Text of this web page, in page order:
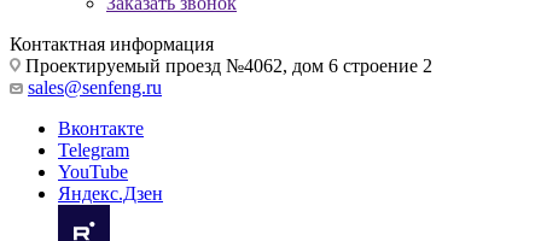
Контактная информация
Проектируемый проезд №4062, дом 6 строение 2
sales@senfeng.ru
Вконтакте
Telegram
YouTube
Яндекс.Дзен